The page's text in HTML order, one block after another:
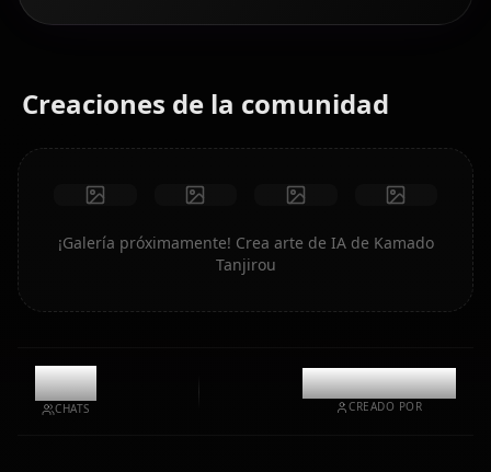
Creaciones de la comunidad
¡Galería próximamente! Crea arte de IA de Kamado
Tanjirou
9.9k
CHATS
@casualwaifus
CREADO POR